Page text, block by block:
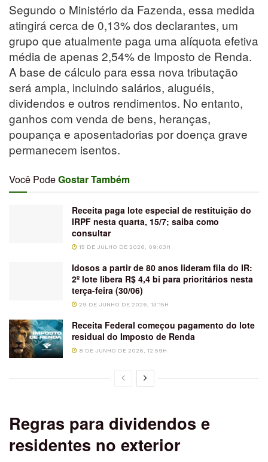
Segundo o Ministério da Fazenda, essa medida
atingirá cerca de 0,13% dos declarantes, um
grupo que atualmente paga uma alíquota efetiva
média de apenas 2,54% de Imposto de Renda.
A base de cálculo para essa nova tributação
será ampla, incluindo salários, aluguéis,
dividendos e outros rendimentos. No entanto,
ganhos com venda de bens, heranças,
poupança e aposentadorias por doença grave
permanecem isentos.
Você PodeGostar Também
Receita paga lote especial de restituição do
IRPF nesta quarta, 15/7; saiba como
consultar
15 DE JULHO DE 2026, 09:03H
Idosos a partir de 80 anos lideram fila do IR:
2º lote libera R$ 4,4 bi para prioritários nesta
terça-feira (30/06)
29 DE JUNHO DE 2026, 13:15H
Receita Federal começou pagamento do lote
residual do Imposto de Renda
8 DE JUNHO DE 2026, 12:59H
Regras para dividendos e
residentes no exterior